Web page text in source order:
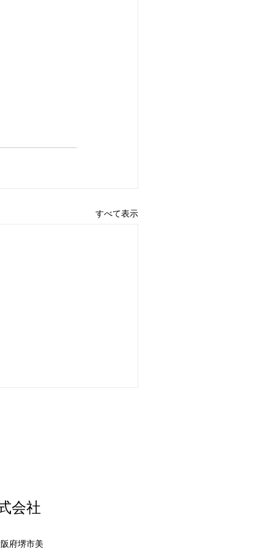
すべて表示
ハウジングエア
会社
府堺市美